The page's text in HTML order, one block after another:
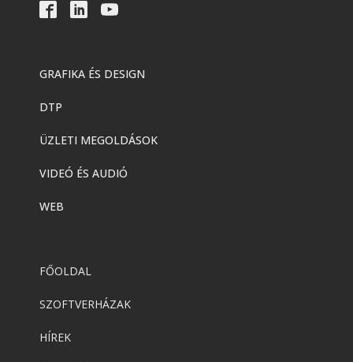
GRAFIKA ÉS DESIGN
DTP
ÜZLETI MEGOLDÁSOK
VIDEÓ ÉS AUDIÓ
WEB
FŐOLDAL
SZOFTVERHÁZAK
HÍREK